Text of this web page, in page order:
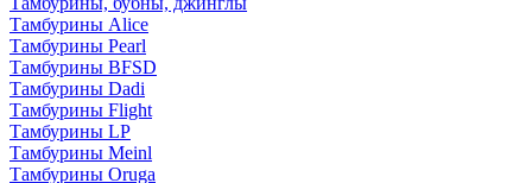
Тамбурины Alice
Тамбурины Pearl
Тамбурины BFSD
Тамбурины Dadi
Тамбурины Flight
Тамбурины LP
Тамбурины Meinl
Тамбурины Oruga